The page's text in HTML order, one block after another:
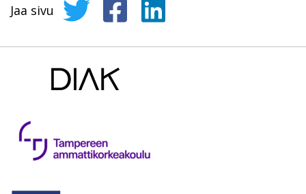
Jaa sivu Jaa sivu Twitterissä
Jaa sivu Facebookissa
Jaa sivu LinkedInissä